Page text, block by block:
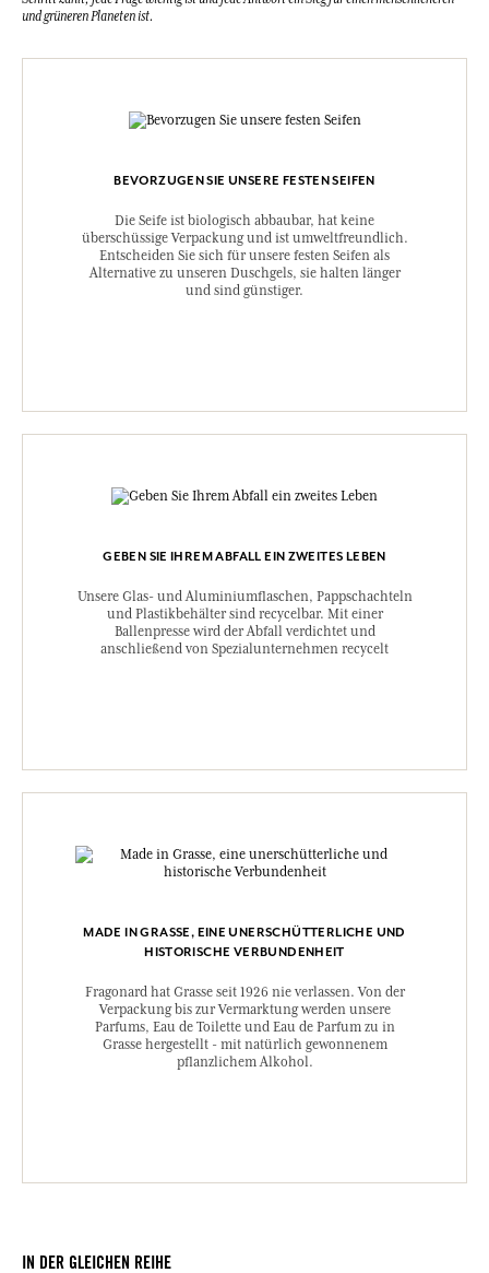
und grüneren Planeten ist.
BEVORZUGEN SIE UNSERE FESTEN SEIFEN
Die Seife ist biologisch abbaubar, hat keine
überschüssige Verpackung und ist umweltfreundlich.
Entscheiden Sie sich für unsere festen Seifen als
Alternative zu unseren Duschgels, sie halten länger
und sind günstiger.
GEBEN SIE IHREM ABFALL EIN ZWEITES LEBEN
Unsere Glas- und Aluminiumflaschen, Pappschachteln
und Plastikbehälter sind recycelbar. Mit einer
Ballenpresse wird der Abfall verdichtet und
anschließend von Spezialunternehmen recycelt
MADE IN GRASSE, EINE UNERSCHÜTTERLICHE UND
HISTORISCHE VERBUNDENHEIT
Fragonard hat Grasse seit 1926 nie verlassen. Von der
Verpackung bis zur Vermarktung werden unsere
Parfums, Eau de Toilette und Eau de Parfum zu in
Grasse hergestellt - mit natürlich gewonnenem
pflanzlichem Alkohol.
IN DER GLEICHEN REIHE